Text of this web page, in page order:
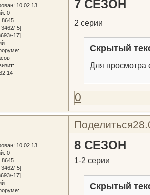
: 10.02.13
0
8645
5]
17]
7 СЕЗОН
2 серии
Скрытый
Для просмотра
0
Поделиться
: 10.02.13
0
8645
5]
17]
8 СЕЗОН
1-2 серии
Скрытый